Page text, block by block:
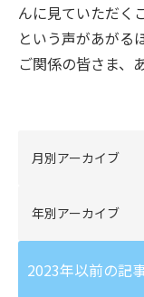
んに見ていただく
という声があがる
ご関係の皆さま、
月別アーカイブ
年別アーカイブ
2023年以前の記